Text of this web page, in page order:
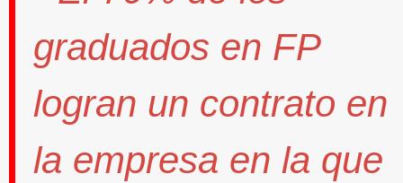
graduados en FP
logran un contrato en
la empresa en la que